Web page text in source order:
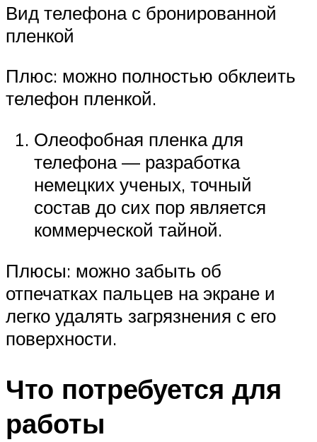
Вид телефона с бронированной
пленкой
Плюс: можно полностью обклеить
телефон пленкой.
Олеофобная пленка для
телефона — разработка
немецких ученых, точный
состав до сих пор является
коммерческой тайной.
Плюсы: можно забыть об
отпечатках пальцев на экране и
легко удалять загрязнения с его
поверхности.
Что потребуется для
работы